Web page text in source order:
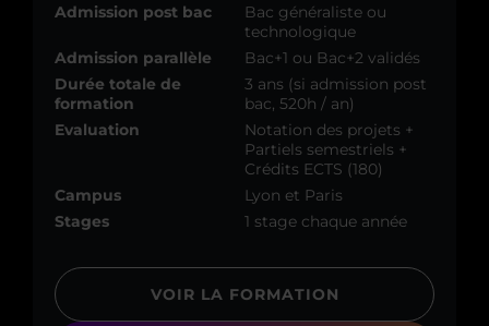
Admission post bac
Bac généraliste ou
technologique
Admission parallèle
Bac+1 ou Bac+2 validés
Durée totale de
formation
3 ans (si admission post
bac, 520h / an)
Evaluation
Notation des projets +
Partiels semestriels +
Crédits ECTS (180)
Campus
Lyon et Paris
Stages
1 stage chaque année
VOIR LA FORMATION